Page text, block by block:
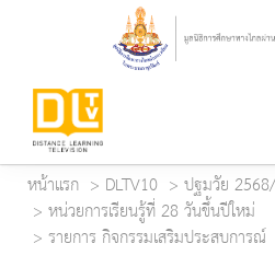
หน้าแรก DLTV10
ปฐมวัย
หน่วยการเรียนรู้ที่ 28 วันขึ้นปีใหม่
รายการ กิจกรรมเสริมประสบการณ์